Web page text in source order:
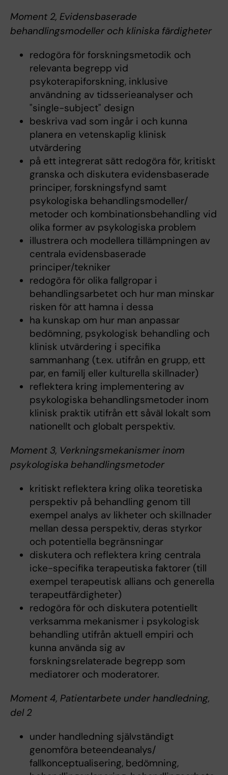
Moment 2, Evidensbaserade
behandlingsmodeller och kliniska färdigheter
redogöra för forskningsmetodik och
relevanta begrepp vid
psykoterapiforskning, inklusive
användning av tidsserieanalyser och
"single-subject" design
beskriva vad som ingår i och kunna
planera en vetenskaplig klinisk
utvärdering
på ett integrerat sätt redogöra för, kritiskt
granska och diskutera evidensbaserade
principer, forskningsfynd samt
psykologiska behandlingsmodeller/
metoder och kombinationsbehandling vid
olika former av psykologiska problem
illustrera och modellera tillämpningen av
centrala evidensbaserade
principer/tekniker
redogöra för olika fallgropar i
behandlingsarbetet och hur man minskar
risken för att hamna i dessa
ha kunskap om hur man anpassar
bedömning, psykologisk behandling och
klinisk utvärdering i specifika
sammanhang (t.ex. utifrån en grupp, ett
par, en familj eller kulturella skillnader)
reflektera kring implementering av
psykologiska behandlingsmetoder inom
klinisk praktik utifrån ett såväl lokalt som
nationellt och globalt perspektiv.
Moment 3, Verkningsmekanismer inom
psykologiska behandlingsmetoder
kritiskt reflektera kring olika teoretiska
perspektiv på behandling genom till
exempel analys av likheter och skillnader
mellan dessa perspektiv, deras styrkor
och potentiella begränsningar
diskutera och reflektera kring centrala
icke-specifika terapeutiska faktorer (till
exempel terapeutisk allians och generella
terapeutfärdigheter)
redogöra för och diskutera potentiellt
verksamma mekanismer i psykologisk
behandling utifrån aktuell empiri och
kunna använda sig av
forskningsrelaterade begrepp som
mediatorer och moderatorer.
Moment 4, Patientarbete under handledning,
del 2
under handledning självständigt
genomföra beteendeanalys/
fallkonceptualisering, bedömning,